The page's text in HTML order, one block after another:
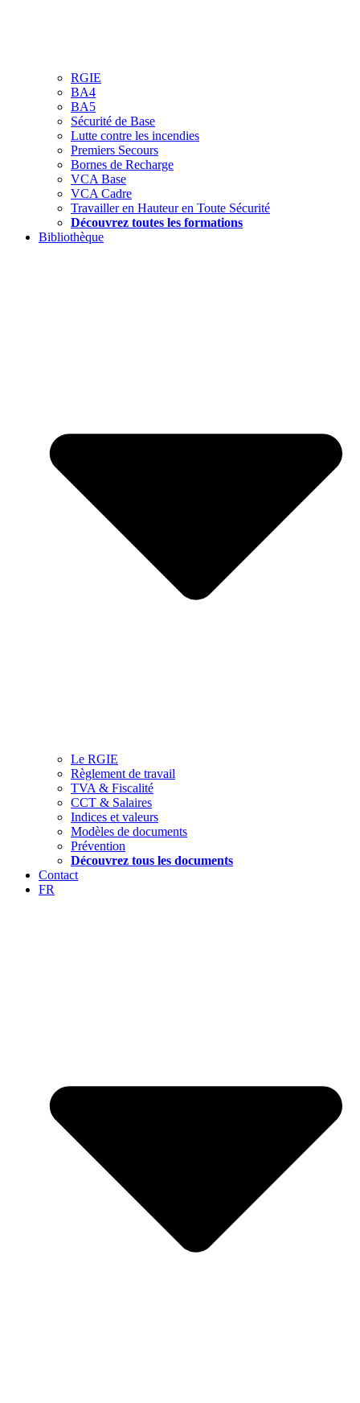
RGIE
BA4
BA5
Sécurité de Base
Lutte contre les incendies
Premiers Secours
Bornes de Recharge
VCA Base
VCA Cadre
Travailler en Hauteur en Toute Sécurité
Découvrez toutes les formations
Bibliothèque
Le RGIE
Règlement de travail
TVA & Fiscalité
CCT & Salaires
Indices et valeurs
Modèles de documents
Prévention
Découvrez tous les documents
Contact
FR